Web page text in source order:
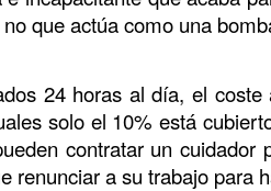
que actúa como una
24 horas al día, el
solo el 10% está
contratar un
renunciar a su trabajo para